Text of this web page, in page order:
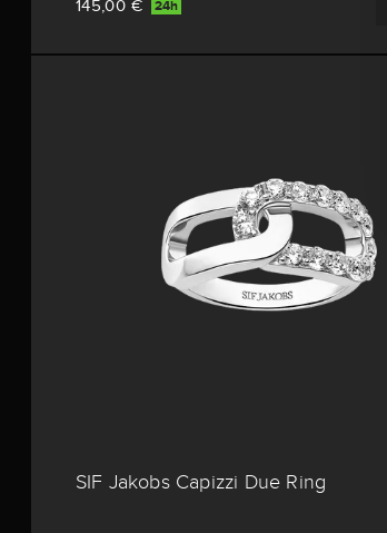
145,00 € 24h
SIF Jakobs Capizzi Due Ring